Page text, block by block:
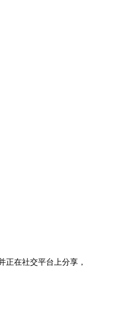
在社交平台上分享，